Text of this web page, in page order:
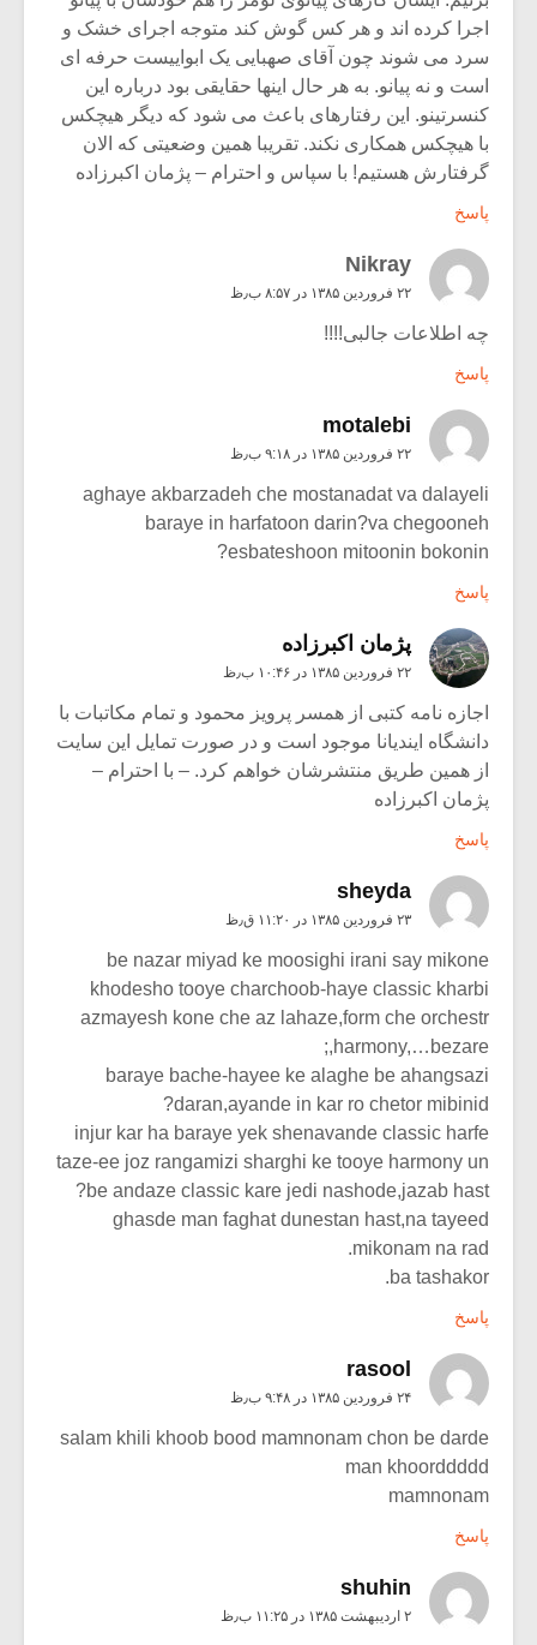
اجرا کرده اند و هر کس گوش کند متوجه اجرای خشک و
سرد می شوند چون آقای صهبایی یک ابواییست حرفه ای
است و نه پیانو. به هر حال اینها حقایقی بود درباره این
کنسرتینو. این رفتارهای باعث می شود که دیگر هیچکس
با هیچکس همکاری نکند. تقریبا همین وضعیتی که الان
گرفتارش هستیم! با سپاس و احترام – پژمان اکبرزاده
پاسخ
Nikray
۲۲ فروردین ۱۳۸۵ در ۸:۵۷ ب٫ظ
چه اطلاعات جالبی!!!!
پاسخ
motalebi
۲۲ فروردین ۱۳۸۵ در ۹:۱۸ ب٫ظ
aghaye akbarzadeh che mostanadat va dalayeli
baraye in harfatoon darin?va chegooneh
esbateshoon mitoonin bokonin?
پاسخ
پژمان اکبرزاده
۲۲ فروردین ۱۳۸۵ در ۱۰:۴۶ ب٫ظ
اجازه نامه کتبی از همسر پرویز محمود و تمام مکاتبات با
دانشگاه ایندیانا موجود است و در صورت تمایل این سایت
از همین طریق منتشرشان خواهم کرد. – با احترام –
پژمان اکبرزاده
پاسخ
sheyda
۲۳ فروردین ۱۳۸۵ در ۱۱:۲۰ ق٫ظ
be nazar miyad ke moosighi irani say mikone
khodesho tooye charchoob-haye classic kharbi
azmayesh kone che az lahaze,form che orchestr
,harmony,…bezare;
baraye bache-hayee ke alaghe be ahangsazi
daran,ayande in kar ro chetor mibinid?
injur kar ha baraye yek shenavande classic harfe
taze-ee joz rangamizi sharghi ke tooye harmony un
be andaze classic kare jedi nashode,jazab hast?
ghasde man faghat dunestan hast,na tayeed
mikonam na rad.
ba tashakor.
پاسخ
rasool
۲۴ فروردین ۱۳۸۵ در ۹:۴۸ ب٫ظ
salam khili khoob bood mamnonam chon be darde
man khoorddddd
mamnonam
پاسخ
shuhin
۲ اردیبهشت ۱۳۸۵ در ۱۱:۲۵ ب٫ظ